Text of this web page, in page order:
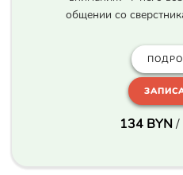
общении со
134 BYN/